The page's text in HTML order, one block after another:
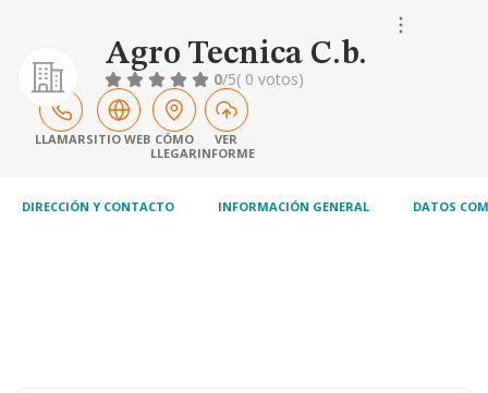
Agro Tecnica C.b.
0/5( 0 votos)
LLAMARSITIO WEB CÓMO
LLEGAR
VER
INFORME
DIRECCIÓN Y CONTACTO INFORMACIÓN GENERAL DATOS